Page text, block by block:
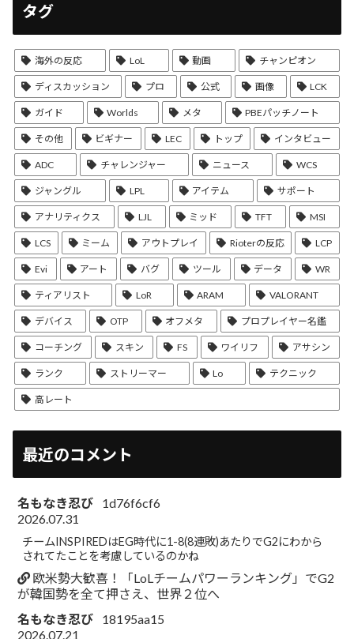
タグ
海外の反応 LoL 動画 チャンピオン
ディスカッション プロ 公式 画像 LCK
ガイド Worlds メタ PBEパッチノート
その他 ビギナー LEC トップ インタビュー
ADC チャレンジャー ニュース WCS
ジャングル LPL アイテム サポート
アナリティクス LJL ミッド TFT MSI
LCS ミーム アウトプレイ Rioterの反応 LCP
Evi アート バグ ツール データ WR
ティアリスト LoR ARAM VALORANT
デバイス OTP オフメタ プロプレイヤー名鑑
コーチング スキン FS ワイリフ アサシン
ランク ストリーマー Lo テクニック
高レート
最近のコメント
名もなき忍び
1d76f6cf6
2026.07.31
チームINSPIREDはEG時代に1-8(8連敗)あたりでG2にわから
されてたことを考慮しているのかね
欧米勢大歓喜！「LoLチームパワーランキング」でG2
が韓国勢を全て押さえ、世界２位へ
名もなき忍び
18195aa15
2026.07.21